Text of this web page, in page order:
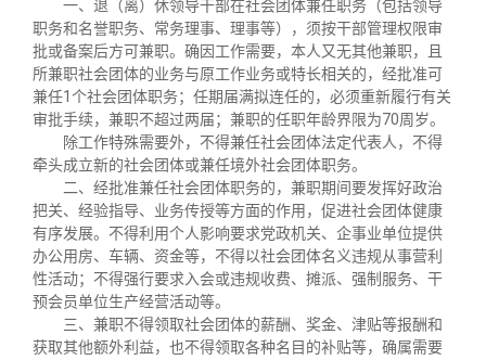
一、退（离）休领导干部在社会团体兼任职务（包括领导
职务和名誉职务、常务理事、理事等），须按干部管理权限审
批或备案后方可兼职。确因工作需要，本人又无其他兼职，且
所兼职社会团体的业务与原工作业务或特长相关的，经批准可
兼任1 个社会团体职务；任期届满拟连任的，必须重新履行有关
审批手续，兼职不超过两届；兼职的任职年龄界限为70周岁。
除工作特殊需要外，不得兼任社会团体法定代表人，不得
牵头成立新的社会团体或兼任境外社会团体职务。
二、经批准兼任社会团体职务的，兼职期间要发挥好政治
把关、经验指导、业务传授等方面的作用，促进社会团体健康
有序发展。不得利用个人影响要求党政机关、企事业单位提供
办公用房、车辆、资金等，不得以社会团体名义违规从事营利
性活动；不得强行要求入会或违规收费、摊派、强制服务、干
预会员单位生产经营活动等。
三、兼职不得领取社会团体的薪酬、奖金、津贴等报酬和
获取其他额外利益，也不得领取各种名目的补贴等，确属需要